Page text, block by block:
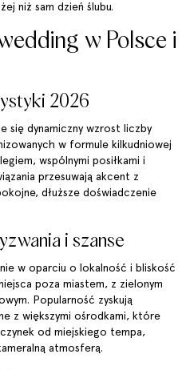
niż sam dzień ślubu.
w Polsce i
2026
się dynamiczny wzrost liczby
w formule kilkudniowej
wspólnymi posiłkami i
przesuwają akcent z
dłuższe doświadczenie
i szanse
w oparciu o lokalność i bliskość
poza miastem, z zielonym
Popularność zyskują
z większymi ośrodkami, które
od miejskiego tempa,
atmosferą.